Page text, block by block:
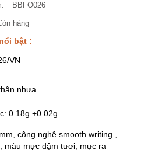
BBFO026
hàng
bật :
6/VN
nhựa
0.18g +0.02g
công nghệ smooth writing ,
màu mực đậm tươi, mực ra